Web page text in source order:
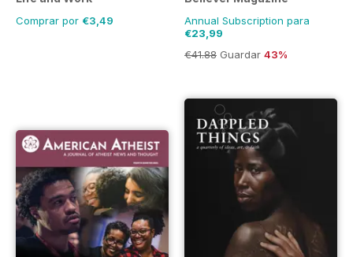
Comprar por €3,49
Annual Subscription para
€23,99
€41.88 Guardar 43%